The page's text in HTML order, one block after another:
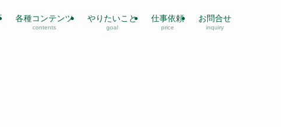
各種コンテンツ
contents
やりたいこと
goal
仕事依頼
price
お問合せ
inquiry